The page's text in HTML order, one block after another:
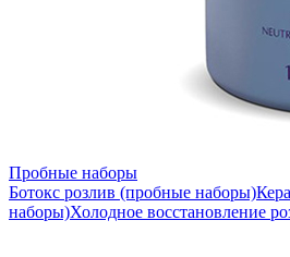
Пробные наборы
Ботокс розлив (пробные наборы)
наборы)Холодное восстановление